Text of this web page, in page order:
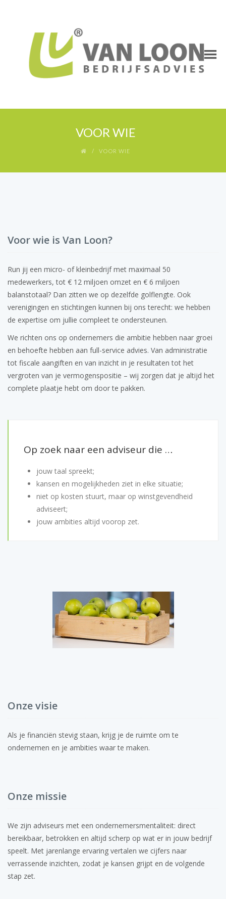
VOOR WIE
VOOR WIE
Voor wie is Van Loon?
Run jij een micro- of kleinbedrijf met maximaal 50
medewerkers, tot € 12 miljoen omzet en € 6 miljoen
balanstotaal? Dan zitten we op dezelfde golflengte. Ook
verenigingen en stichtingen kunnen bij ons terecht: we hebben
de expertise om jullie compleet te ondersteunen.
We richten ons op ondernemers die ambitie hebben naar groei
en behoefte hebben aan full-service advies. Van administratie
tot fiscale aangiften en van inzicht in je resultaten tot het
vergroten van je vermogenspositie – wij zorgen dat je altijd het
complete plaatje hebt om door te pakken.
Op zoek naar een adviseur die …
jouw taal spreekt;
kansen en mogelijkheden ziet in elke situatie;
niet op kosten stuurt, maar op winstgevendheid
adviseert;
jouw ambities altijd voorop zet.
Onze visie
Als je financiën stevig staan, krijg je de ruimte om te
ondernemen en je ambities waar te maken.
Onze missie
We zijn adviseurs met een ondernemersmentaliteit: direct
bereikbaar, betrokken en altijd scherp op wat er in jouw bedrijf
speelt. Met jarenlange ervaring vertalen we cijfers naar
verrassende inzichten, zodat je kansen grijpt en de volgende
stap zet.